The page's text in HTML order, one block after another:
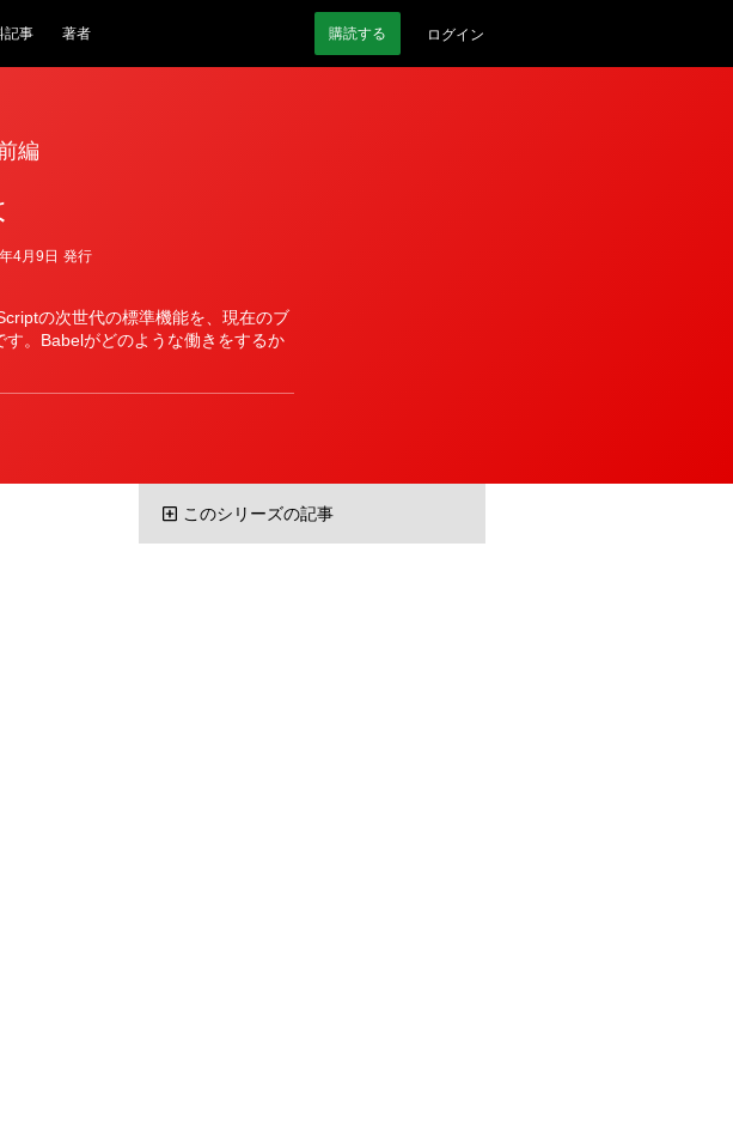
記事 著者 購読する ログイン
編
の次世代の標準機能を、現在のブ
。Babelがどのような働きをするか
4月9日 発行
このシリーズの記事